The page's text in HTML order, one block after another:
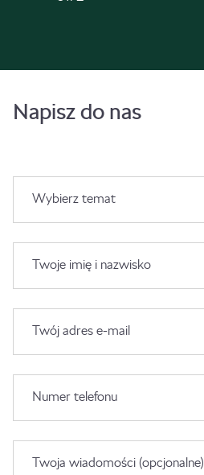
Napisz do nas
Wybierz temat
Twoje imię i nazwisko
Twój adres e-mail
Numer telefonu
Twoja wiadomości (opcjonalne)